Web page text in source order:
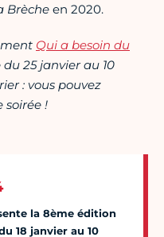
Brèche en 2020.
Qui a besoin du
25 janvier au 10
: vous pouvez
soirée !
la 8ème édition
18 janvier au 10